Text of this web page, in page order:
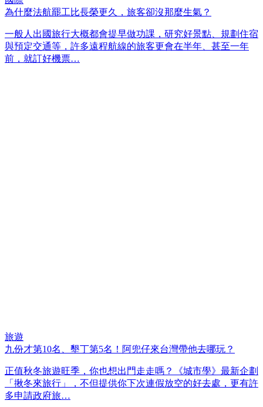
為什麼法航罷工比長榮更久，旅客卻沒那麼生氣？
一般人出國旅行大概都會提早做功課，研究好景點、規劃住宿
與預定交通等，許多遠程航線的旅客更會在半年、甚至一年
前，就訂好機票…
旅遊
九份才第10名、墾丁第5名！阿兜仔來台灣帶他去哪玩？
正值秋冬旅遊旺季，你也想出門走走嗎？《城市學》最新企劃
「揪冬來旅行」，不但提供你下次連假放空的好去處，更有許
多申請政府旅…